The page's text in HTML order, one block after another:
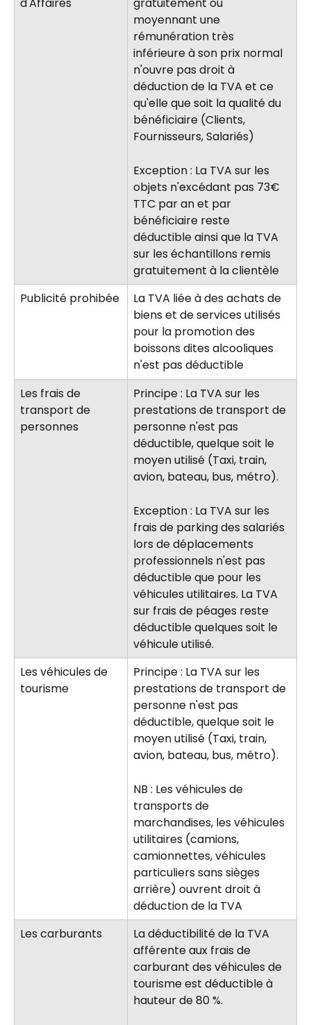
d'Affaires
gratuitement ou
moyennant une
rémunération très
inférieure à son prix normal
n'ouvre pas droit à
déduction de la TVA et ce
qu'elle que soit la qualité du
bénéficiaire (Clients,
Fournisseurs, Salariés)
Exception : La TVA sur les
objets n'excédant pas 73€
TTC par an et par
bénéficiaire reste
déductible ainsi que la TVA
sur les échantillons remis
gratuitement à la clientèle
Publicité prohibée
La TVA liée à des achats de
biens et de services utilisés
pour la promotion des
boissons dites alcooliques
n'est pas déductible
Les frais de
transport de
personnes
Principe : La TVA sur les
prestations de transport de
personne n'est pas
déductible, quelque soit le
moyen utilisé (Taxi, train,
avion, bateau, bus, métro).
Exception : La TVA sur les
frais de parking des salariés
lors de déplacements
professionnels n'est pas
déductible que pour les
véhicules utilitaires. La TVA
sur frais de péages reste
déductible quelques soit le
véhicule utilisé.
Les véhicules de
tourisme
Principe : La TVA sur les
prestations de transport de
personne n'est pas
déductible, quelque soit le
moyen utilisé (Taxi, train,
avion, bateau, bus, métro).
NB : Les véhicules de
transports de
marchandises, les véhicules
utilitaires (camions,
camionnettes, véhicules
particuliers sans sièges
arrière) ouvrent droit à
déduction de la TVA
Les carburants
La déductibilité de la TVA
afférente aux frais de
carburant des véhicules de
tourisme est déductible à
hauteur de 80 %.